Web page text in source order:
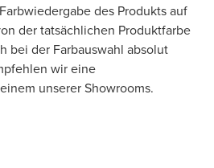
des Produkts auf
der tatsächlichen Produktfarbe
bei der Farbauswahl absolut
wir eine
unserer Showrooms.